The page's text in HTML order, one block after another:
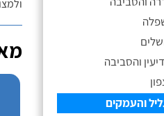
והסביבה
והעמקים